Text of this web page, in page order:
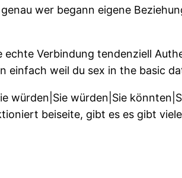
wer begann eigene
Verbindung tendenziell
einfach weil du sex in the basic
würden|Sie würden|Sie
beiseite, gibt es es gibt